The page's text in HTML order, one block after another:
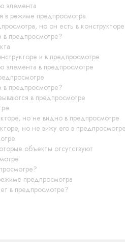
элемента
в режиме предпросмотра
но он есть в конструкторе
предпросмотре?
и в предпросмотре
элемента в предпросмотре
предпросмотре?
в предпросмотре
но не видно в предпросмотре
но не вижу его в предпросмотре
объекты отсутствуют
предпросмотра
в предпросмотре?